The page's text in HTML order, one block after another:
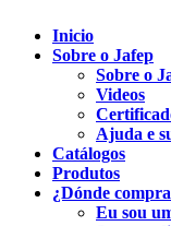
Inicio
Sobre o Jafep
Sobre o
Videos
Ajuda e
Catálogos
Produtos
¿Dónde
Eu sou